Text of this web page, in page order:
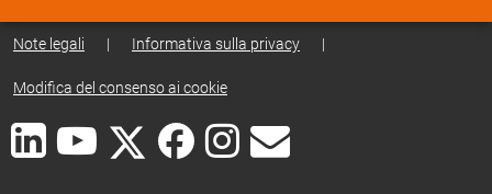
Note legali | Informativa sulla privacy |
Modifica del consenso ai cookie